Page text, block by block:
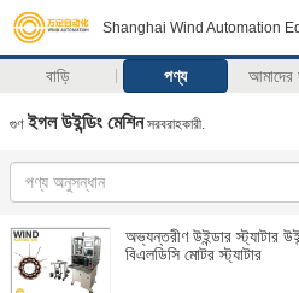
Shanghai Wind Automation
বাড়ি পণ্য আমাদের
গুণ ইগল উইন্ডিং মেশিনসরবরাহকারী.
অভ্যন্তরীণ উইন্ডার স্ট্যাটার
বিএলডিসি মোটর স্ট্যাটার